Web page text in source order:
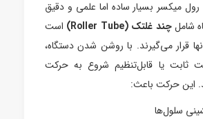
رول میکسر بسیار ساده اما علمی و دقیق
شاملچند غلتک (Roller Tube)
است
قرار می‌گیرند. با روشن شدن دستگاه،
ثابت یا قابل‌تنظیم شروع به حرکت
این حرکت باعث:
سلول‌ها